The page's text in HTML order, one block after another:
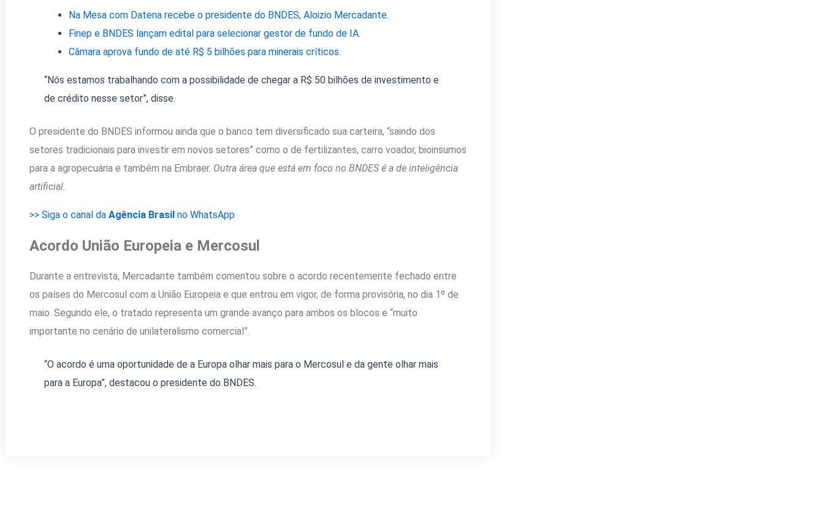
Na Mesa com Datena recebe o presidente do BNDES, Aloizio Mercadante.
Finep e BNDES lançam edital para selecionar gestor de fundo de IA.
Câmara aprova fundo de até R$ 5 bilhões para minerais críticos.
“Nós estamos trabalhando com a possibilidade de chegar a R$ 50 bilhões de investimento e
de crédito nesse setor”, disse.
O presidente do BNDES informou ainda que o banco tem diversificado sua carteira, “saindo dos
setores tradicionais para investir em novos setores” como o de fertilizantes, carro voador, bioinsumos
para a agropecuária e também na Embraer. Outra área que está em foco no BNDES é a de inteligência
artificial.
>> Siga o canal da Agência Brasil no WhatsApp
Acordo União Europeia e Mercosul
Durante a entrevista, Mercadante também comentou sobre o acordo recentemente fechado entre
os países do Mercosul com a União Europeia e que entrou em vigor, de forma provisória, no dia 1º de
maio. Segundo ele, o tratado representa um grande avanço para ambos os blocos e “muito
importante no cenário de unilateralismo comercial”.
“O acordo é uma oportunidade de a Europa olhar mais para o Mercosul e da gente olhar mais
para a Europa”, destacou o presidente do BNDES.